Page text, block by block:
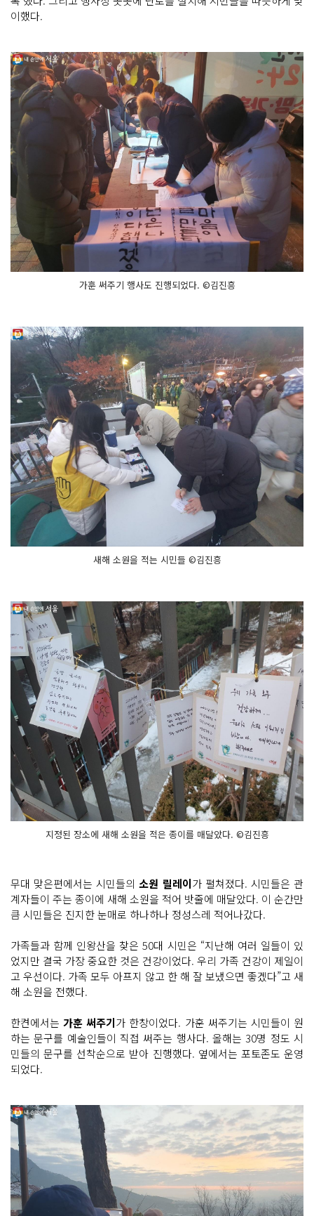
이했다.
가훈 써주기 행사도 진행되었다. ©김진흥
새해 소원을 적는 시민들 ©김진흥
지정된 장소에 새해 소원을 적은 종이를 매달았다. ©김진흥
무대 맞은편에서는 시민들의소원 릴레이가 펼쳐졌다. 시민들은 관
계자들이 주는 종이에 새해 소원을 적어 밧줄에 매달았다. 이 순간만
큼 시민들은 진지한 눈매로 하나하나 정성스레 적어나갔다.
가족들과 함께 인왕산을 찾은 50대 시민은 “지난해 여러 일들이 있
었지만 결국 가장 중요한 것은 건강이었다. 우리 가족 건강이 제일이
고 우선이다. 가족 모두 아프지 않고 한 해 잘 보냈으면 좋겠다”고 새
해 소원을 전했다.
한켠에서는가훈 써주기가 한창이었다. 가훈 써주기는 시민들이 원
하는 문구를 예술인들이 직접 써주는 행사다. 올해는 30명 정도 시
민들의 문구를 선착순으로 받아 진행했다. 옆에서는 포토존도 운영
되었다.